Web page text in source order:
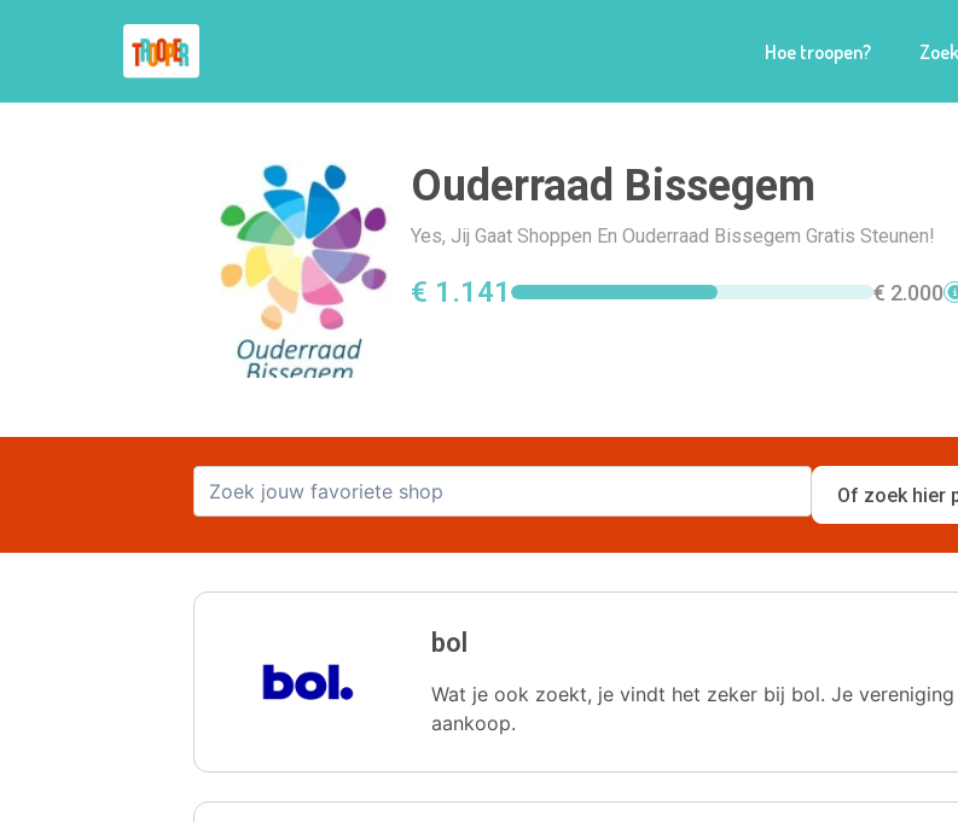
Hoe troopen?
Ouderraad Bissegem
Yes, Jij Gaat Shoppen En Ouderraad Bissegem Gratis Steunen!
€ 1.141 € 2.000
bol
Wat je ook zoekt, je vindt het zeker bij bol. Je
aankoop.